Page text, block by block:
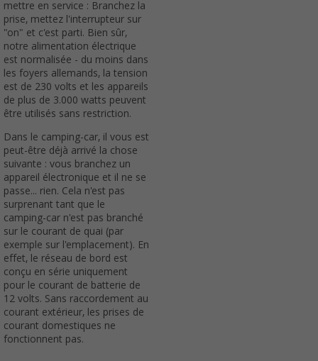
mettre en service : Branchez la
prise, mettez l'interrupteur sur
"on" et c'est parti. Bien sûr,
notre alimentation électrique
est normalisée - du moins dans
les foyers allemands, la tension
est de 230 volts et les appareils
de plus de 3.000 watts peuvent
être utilisés sans restriction.
Dans le camping-car, il vous est
peut-être déjà arrivé la chose
suivante : vous branchez un
appareil électronique et il ne se
passe... rien. Cela n'est pas
surprenant tant que le
camping-car n'est pas branché
sur le courant de quai (par
exemple sur l'emplacement). En
effet, le réseau de bord est
conçu en série uniquement
pour le courant de batterie de
12 volts. Sans raccordement au
courant extérieur, les prises de
courant domestiques ne
fonctionnent pas.